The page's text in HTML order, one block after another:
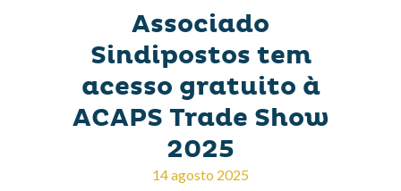
Associado
Sindipostos tem
acesso gratuito à
ACAPS Trade Show
2025
14 agosto 2025